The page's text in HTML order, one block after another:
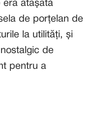
era atașată
de porțelan de
la utilități, și
de
pentru a